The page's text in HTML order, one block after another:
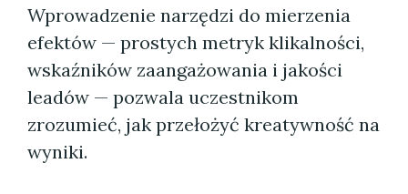
Wprowadzenie narzędzi do mierzenia
efektów — prostych metryk klikalności,
wskaźników zaangażowania i jakości
leadów — pozwala uczestnikom
zrozumieć, jak przełożyć kreatywność na
wyniki.